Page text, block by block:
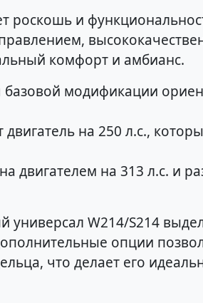
роскошь и
комфорт и амбианс.
модификации
на 250 л.с.,
двигателем на 313 л.с. и
универсал W214/S214
опции
что делает его